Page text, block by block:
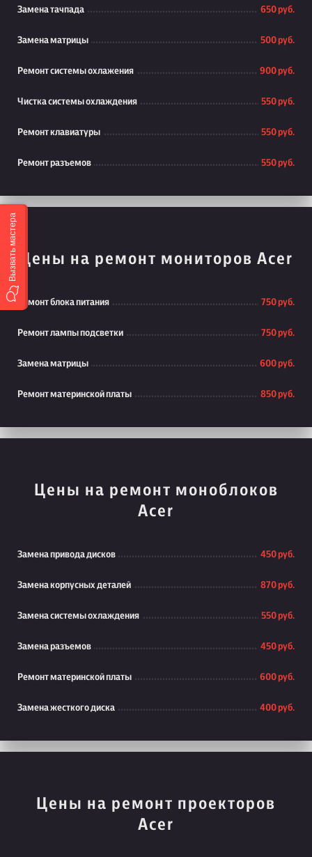
Замена тачпада 650 руб.
Замена матрицы 500 руб.
Ремонт системы охлажения 900 руб.
Чистка системы охлаждения 550 руб.
Ремонт клавиатуры 550 руб.
Ремонт разъемов 550 руб.
Цены на ремонт мониторов Acer
Ремонт блока питания 750 руб.
Ремонт лампы подсветки 750 руб.
Замена матрицы 600 руб.
Ремонт материнской платы 850 руб.
Цены на ремонт моноблоков
Acer
Замена привода дисков 450 руб.
Замена корпусных деталей 870 руб.
Замена системы охлаждения 550 руб.
Замена разъемов 450 руб.
Ремонт материнской платы 600 руб.
Замена жесткого диска 400 руб.
Цены на ремонт проекторов
Acer
Вызвать мастера